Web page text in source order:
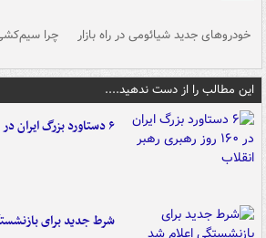
خودروهای جدید شیائومی در راه بازار چرا
این مطالب را از دست ندهید....
۶ دستاورد بزرگ ایران در ۱۶۰ روز رهبری رهبر انقلاب
شرط جدید برای